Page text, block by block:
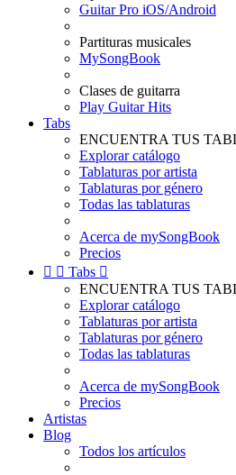
Guitar Pro iOS/Android
Partituras musicales
MySongBook
Clases de guitarra
Play Guitar Hits
Tabs
ENCUENTRA TUS
Explorar catálogo
Tablaturas por artista
Tablaturas por género
Todas las tablaturas
Acerca de mySongBook
Precios
  Tabs 
ENCUENTRA TUS
Explorar catálogo
Tablaturas por artista
Tablaturas por género
Todas las tablaturas
Acerca de mySongBook
Precios
Artistas
Blog
Todos los artículos